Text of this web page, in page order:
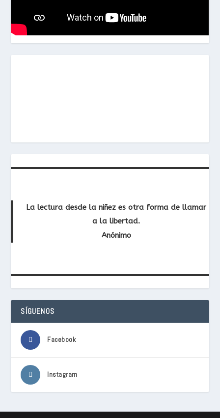
La lectura desde la niñez es otra forma de llamar
a la libertad.
Anónimo
SÍGUENOS
Facebook
Instagram